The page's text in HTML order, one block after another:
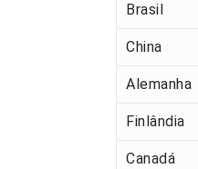
Brasil
China
Alemanha
Finlândia
Canadá